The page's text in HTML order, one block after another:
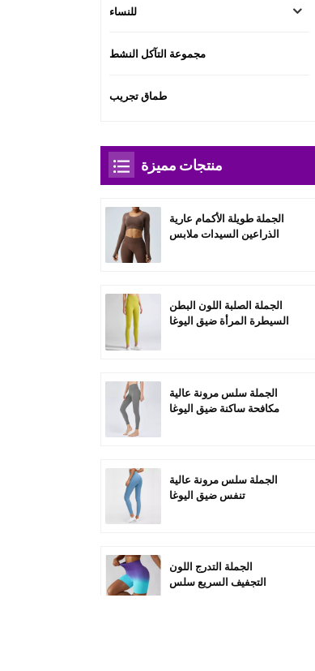
للنساء
مجموعة التآكل النشط
طماق تجريب
منتجات مميزة
الجملة طويلة الأكمام عارية
الذراعين السيدات ملابس
الجملة الصلبة اللون البطن
السيطرة المرأة ضيق اليوغا
الجملة سلس مرونة عالية
مكافحة ساكنة ضيق اليوغا
الجملة سلس مرونة عالية
تنفس ضيق اليوغا
الجملة التدرج اللون
التجفيف السريع سلس